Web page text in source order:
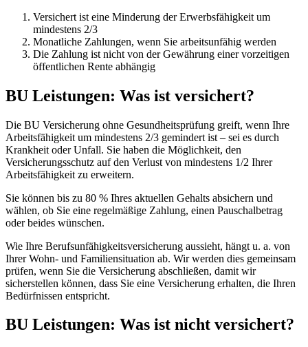
Versichert ist eine Minderung der Erwerbsfähigkeit um
mindestens 2/3
Monatliche Zahlungen, wenn Sie arbeitsunfähig werden
Die Zahlung ist nicht von der Gewährung einer vorzeitigen
öffentlichen Rente abhängig
BU Leistungen: Was ist versichert?
Die BU Versicherung ohne Gesundheitsprüfung greift, wenn Ihre
Arbeitsfähigkeit um mindestens 2/3 gemindert ist – sei es durch
Krankheit oder Unfall. Sie haben die Möglichkeit, den
Versicherungsschutz auf den Verlust von mindestens 1/2 Ihrer
Arbeitsfähigkeit zu erweitern.
Sie können bis zu 80 % Ihres aktuellen Gehalts absichern und
wählen, ob Sie eine regelmäßige Zahlung, einen Pauschalbetrag
oder beides wünschen.
Wie Ihre Berufsunfähigkeitsversicherung aussieht, hängt u. a. von
Ihrer Wohn- und Familiensituation ab. Wir werden dies gemeinsam
prüfen, wenn Sie die Versicherung abschließen, damit wir
sicherstellen können, dass Sie eine Versicherung erhalten, die Ihren
Bedürfnissen entspricht.
BU Leistungen: Was ist nicht versichert?